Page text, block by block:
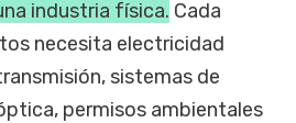
industria física. Cada
necesita electricidad
sistemas de
permisos ambientales